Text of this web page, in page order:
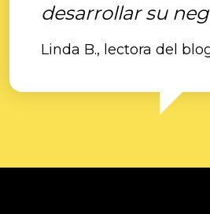
desarrollar su
Linda B., lectora del